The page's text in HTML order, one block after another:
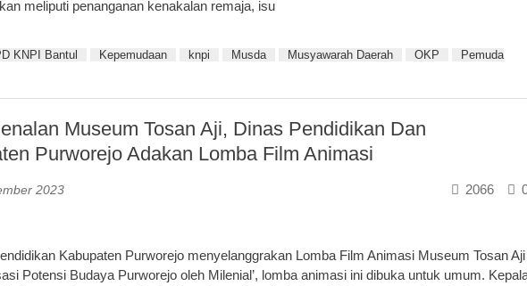
meliputi penanganan kenakalan remaja, isu
KNPI Bantul Kepemudaan knpi Musda Musyawarah Daerah OKP
Pemuda
Museum Tosan Aji, Dinas Pendidikan Dan
Purworejo Adakan Lomba Film Animasi
2023 2066
Kabupaten Purworejo menyelanggrakan Lomba Film Animasi Museum Tosan Aji
Potensi Budaya Purworejo oleh Milenial’, lomba animasi ini dibuka untuk umum.